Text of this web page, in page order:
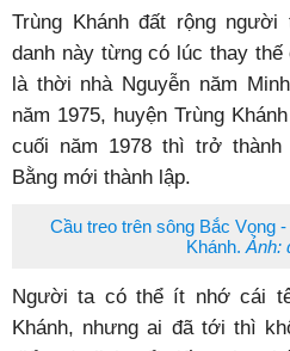
Trùng Khánh đất rộng
danh này từng có lúc thay thế
là thời nhà Nguyễn năm
năm 1975, huyện Trùng
cuối năm 1978 thì trở
Bằng mới thành lập.